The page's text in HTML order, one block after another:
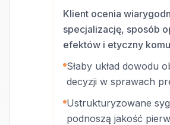
Klient ocenia
specjalizację, sposób
efektów i etyczny
Słaby układ dowodu
decyzji w sprawach
Ustrukturyzowane
podnoszą jakość